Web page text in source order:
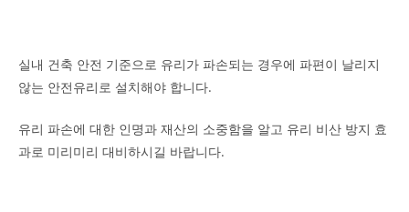
실내 건축 안전 기준으로 유리가 파손되는 경우에 파편이 날리지
않는 안전유리로 설치해야 합니다.
유리 파손에 대한 인명과 재산의 소중함을 알고 유리 비산 방지 효
과로 미리미리 대비하시길 바랍니다.